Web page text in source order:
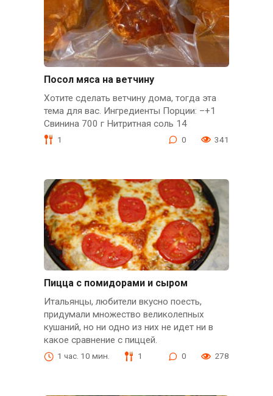
Посол мяса на ветчину
Хотите сделать ветчину дома, тогда эта
тема для вас. Ингредиенты Порции: –+1
Свинина 700 г Нитритная соль 14
1 0 341
Пицца с помидорами и сыром
Итальянцы, любители вкусно поесть,
придумали множество великолепных
кушаний, но ни одно из них не идет ни в
какое сравнение с пиццей.
1 час. 10 мин. 1 0 278